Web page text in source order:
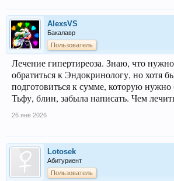
AlexsVS
Бакалавр
Пользователь
Лечение гипертиреоза. Знаю, что
обратиться к Эндокринологу, но хотя
подготовиться к сумме, которую нужно
Тьфу, блин, забыла написать. Чем
26 янв 2026
Lotosek
Абитуриент
Пользователь